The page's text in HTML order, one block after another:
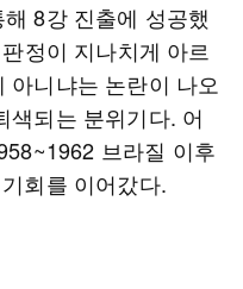
8강 진출에 성공했
정이 지나치게 아르
아니냐는 논란이 나오
색되는 분위기다. 어
브라질 이후
회를 이어갔다.